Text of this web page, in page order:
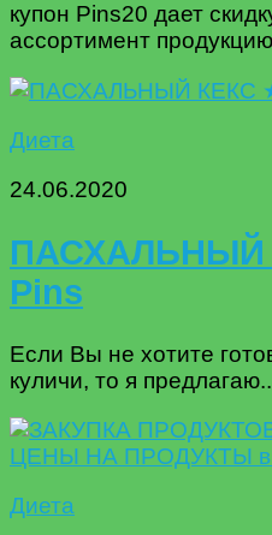
купон Pins20 дает
ассортимент
Диета
24.06.2020
ПАСХАЛЬНЫЙ
Pins
Если Вы не хотите
куличи, то я
Диета